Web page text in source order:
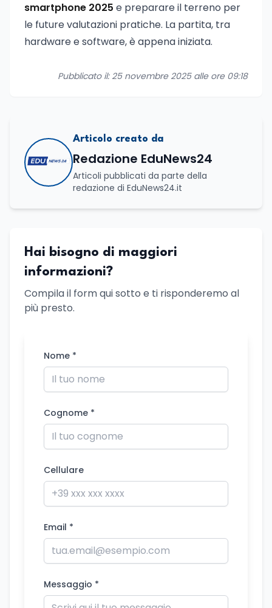
smartphone 2025 e preparare il terreno per
le future valutazioni pratiche. La partita, tra
hardware e software, è appena iniziata.
Pubblicato il: 25 novembre 2025 alle ore 09:18
Articolo creato da
Redazione EduNews24
Articoli pubblicati da parte della
redazione di EduNews24.it
Hai bisogno di maggiori
informazioni?
Compila il form qui sotto e ti risponderemo al
più presto.
Nome *
Cognome *
Cellulare
Email *
Messaggio *